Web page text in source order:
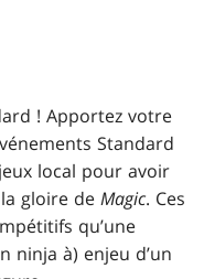
! Apportez votre
Standard
local pour avoir
gloire deMagic. Ces
qu’une
ninja à) enjeu d’un